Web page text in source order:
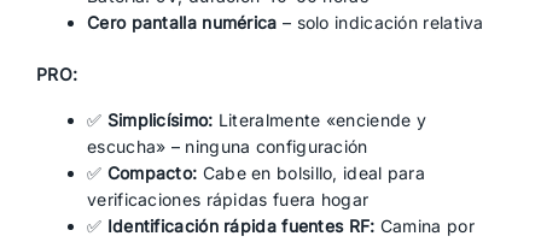
Cero pantalla numérica – solo indicación relativa
PRO:
✅ Simplicísimo: Literalmente «enciende y
escucha» – ninguna configuración
✅ Compacto: Cabe en bolsillo, ideal para
verificaciones rápidas fuera hogar
✅ Identificación rápida fuentes RF: Camina por